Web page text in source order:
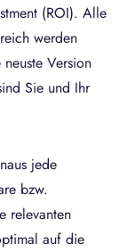
(ROI). Alle
werden
Version
Sie und Ihr
jede
bzw.
relevanten
auf die